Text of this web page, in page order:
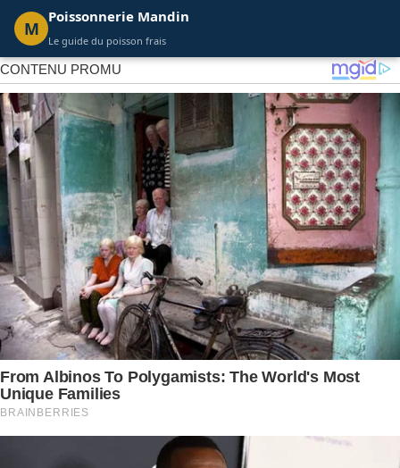
M
Poissonnerie Mandin
Le guide du poisson frais